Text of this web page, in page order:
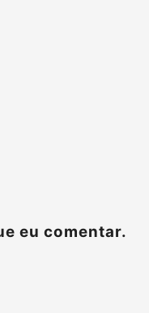
eu comentar.